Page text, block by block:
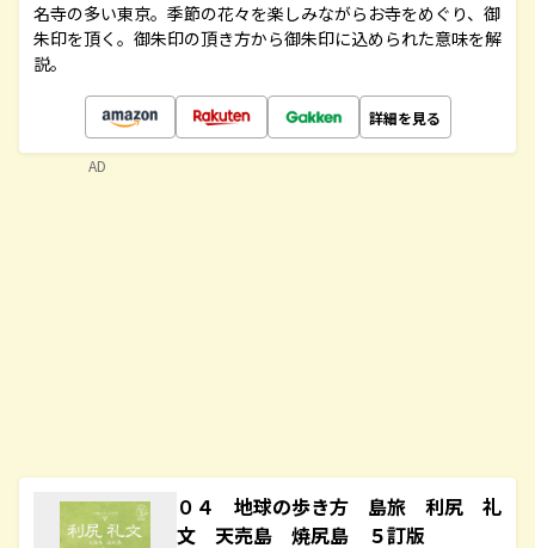
名寺の多い東京。季節の花々を楽しみながらお寺をめぐり、御
朱印を頂く。御朱印の頂き方から御朱印に込められた意味を解
説。
詳細を見る
０４ 地球の歩き方 島旅 利尻 礼
文 天売島 焼尻島 ５訂版
AD